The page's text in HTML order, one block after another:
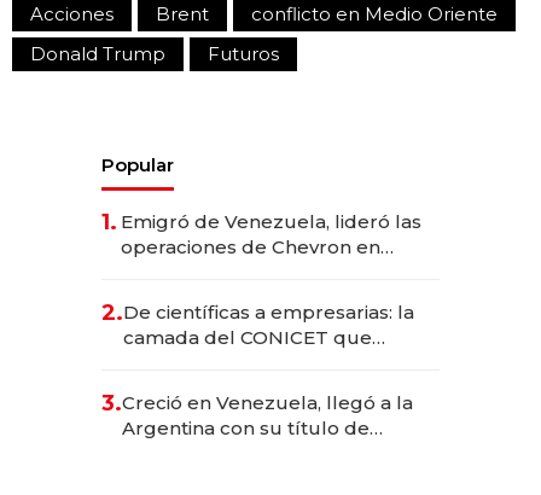
Acciones Brent
conflicto en Medio Oriente
Donald Trump
Futuros
Popular
1. Emigró de Venezuela, lideró las
operaciones de Chevron en
2.De científicas a empresarias: la
camada del CONICET que
3.Creció en Venezuela, llegó a la
Argentina con su título de